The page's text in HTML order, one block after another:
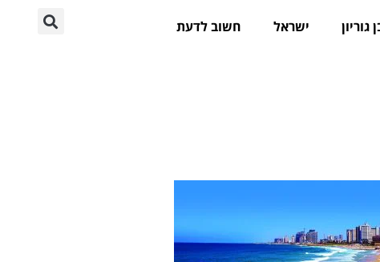
גוריון ישראל חשוב לדעת